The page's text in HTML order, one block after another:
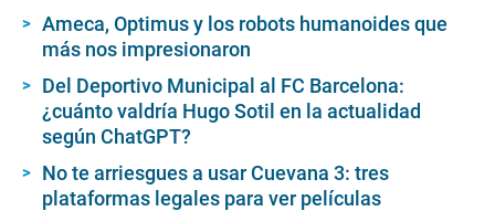
Ameca, Optimus y los robots humanoides que
más nos impresionaron
Del Deportivo Municipal al FC Barcelona:
¿cuánto valdría Hugo Sotil en la actualidad
según ChatGPT?
No te arriesgues a usar Cuevana 3: tres
plataformas legales para ver películas